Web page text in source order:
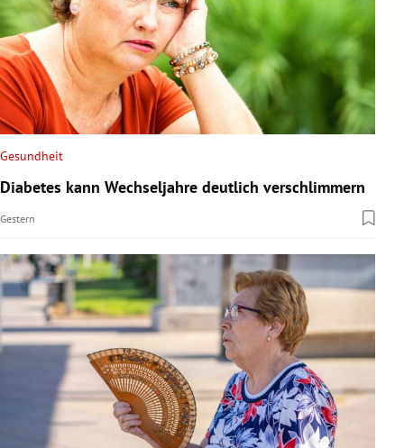
Gesundheit
Diabetes kann Wechseljahre deutlich verschlimmern
Gestern